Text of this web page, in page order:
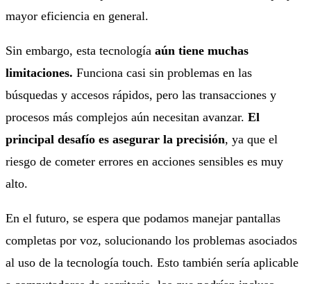
mayor eficiencia en general.
Sin embargo, esta tecnología aún tiene muchas
limitaciones. Funciona casi sin problemas en las
búsquedas y accesos rápidos, pero las transacciones y
procesos más complejos aún necesitan avanzar. El
principal desafío es asegurar la precisión, ya que el
riesgo de cometer errores en acciones sensibles es muy
alto.
En el futuro, se espera que podamos manejar pantallas
completas por voz, solucionando los problemas asociados
al uso de la tecnología touch. Esto también sería aplicable